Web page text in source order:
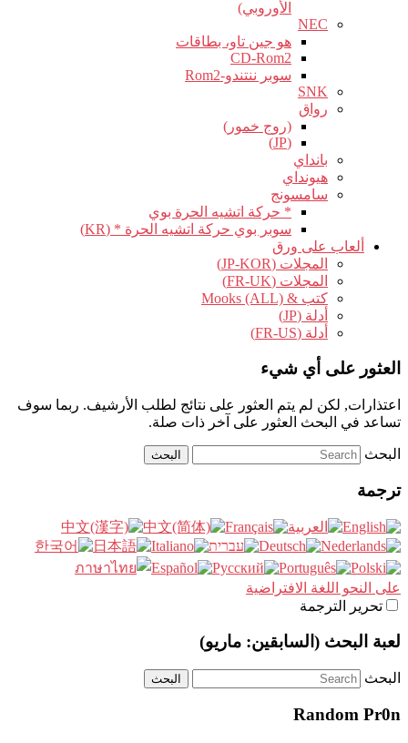
الأوروبي)
NEC
هو جين تاو، بطاقات
CD-Rom2
سوبر ننتندو-Rom2
SNK
رواق
(روج خمور)
(JP)
بانداي
هيونداي
سامسونج
* حركة اتشيه الحرة بوي
سوبر بوي حركة اتشيه الحرة * (KR)
ألعاب على ورق
المجلات (JP-KOR)
المجلات (FR-UK)
كتب & Mooks (ALL)
أدلة (JP)
أدلة (FR-US)
العثور على أي شيء
اعتذارات, لكن لم يتم العثور على نتائج لطلب الأرشيف. ربما سوف
تساعد في البحث العثور على آخر ذات صلة.
البحث
ترجمة
على النحو اللغة الافتراضية
تحرير الترجمة
لعبة البحث (السابقين: ماريو)
البحث
Random Pr0n